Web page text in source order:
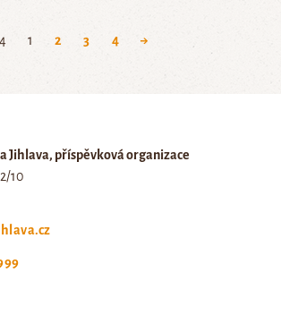
1 2 3 4 →
Jihlava, příspěvková organizace
10